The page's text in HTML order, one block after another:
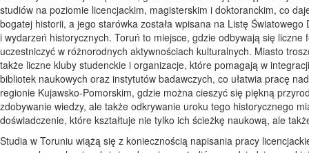
studiów na poziomie licencjackim, magisterskim i doktoranckim, co
bogatej historii, a jego starówka została wpisana na Listę
i wydarzeń historycznych. Toruń to miejsce, gdzie odbywają się
uczestniczyć w różnorodnych aktywnościach kulturalnych. Miasto
także liczne kluby studenckie i organizacje, które pomagają w
bibliotek naukowych oraz instytutów badawczych, co ułatwia pracę
regionie Kujawsko-Pomorskim, gdzie można cieszyć się piękną
zdobywanie wiedzy, ale także odkrywanie uroku tego historycznego
doświadczenie, które kształtuje nie tylko ich ścieżkę naukową, ale
Studia w Toruniu wiążą się z koniecznością napisania pracy